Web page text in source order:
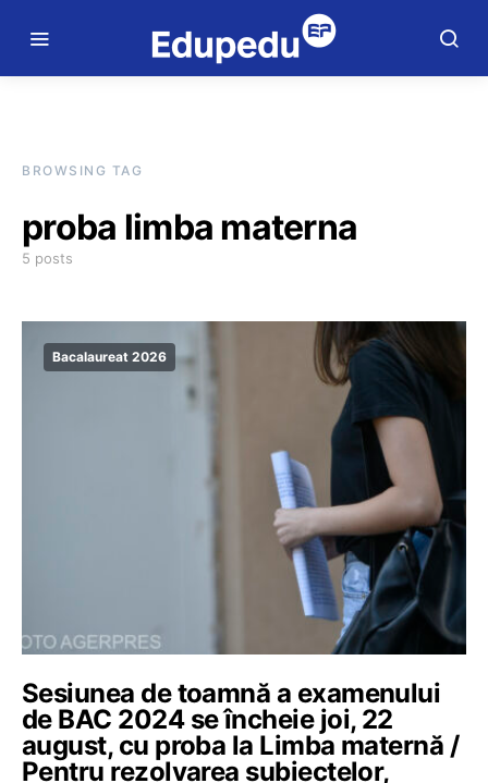
BROWSING TAG
proba limba materna
5 posts
Bacalaureat 2026
Sesiunea de toamnă a examenului
de BAC 2024 se încheie joi, 22
august, cu proba la Limba maternă /
Pentru rezolvarea subiectelor,